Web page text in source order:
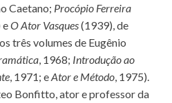
Caetano; Procópio Ferreira
eO Ator Vasques(1939), de
três volumes de Eugênio
, 1968; Introdução ao
, 1971; eAtor e Método, 1975).
Bonfitto, ator e professor da